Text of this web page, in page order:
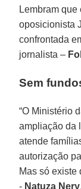
Lembram que
oposicionista
confrontada
jornalista –
Sem
“O Ministério
ampliação da
atende
autorização
Mas só existe
- Natuza Nery